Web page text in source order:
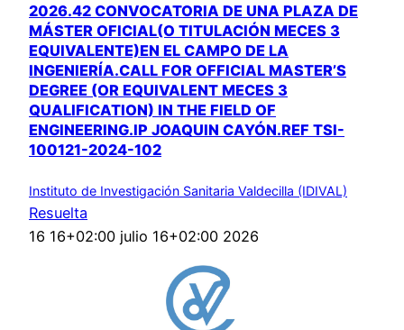
2026.42 CONVOCATORIA DE UNA PLAZA DE
MÁSTER OFICIAL(O TITULACIÓN MECES 3
EQUIVALENTE)EN EL CAMPO DE LA
INGENIERÍA.CALL FOR OFFICIAL MASTER’S
DEGREE (OR EQUIVALENT MECES 3
QUALIFICATION) IN THE FIELD OF
ENGINEERING.IP JOAQUIN CAYÓN.REF TSI-
100121-2024-102
Instituto de Investigación Sanitaria Valdecilla (IDIVAL)
Resuelta
16 16+02:00 julio 16+02:00 2026